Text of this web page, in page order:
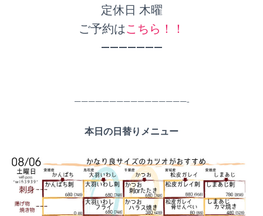
定休日 木曜
ご予約はこちら！！
———————
————————————————-
本日の日替りメニュー